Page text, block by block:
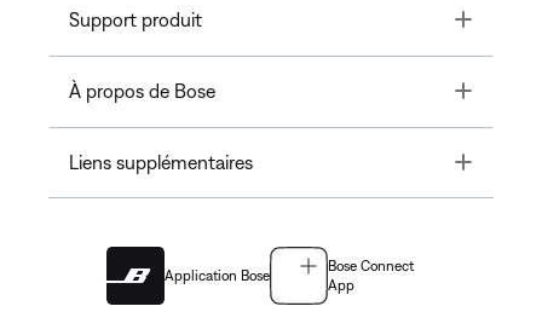
Support produit Toggle
À propos de Bose Toggle
Liens supplémentaires Toggle
Application Bose
Bose Connect
App